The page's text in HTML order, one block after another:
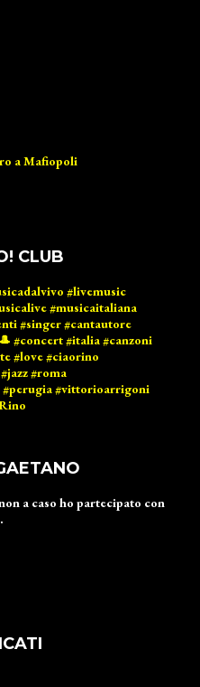
a Mafiopoli
CLUB
#livemusic
#musicaitaliana
#singer#cantautore
#concert#italia#canzoni
#love#ciaorino
#jazz#roma
#perugia#vittorioarrigoni
a caso ho partecipato con